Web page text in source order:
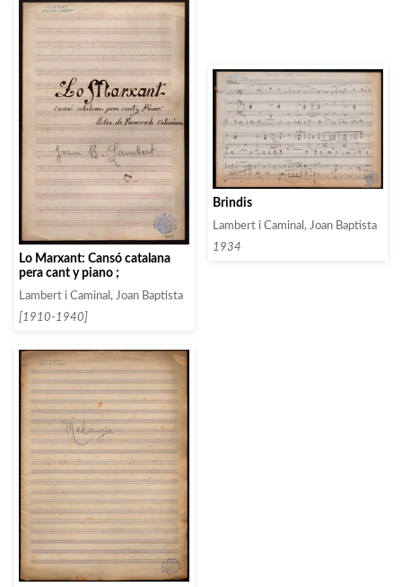
Lo Marxant: Cansó catalana
pera cant y piano ;
Lambert i Caminal, Joan Baptista
[1910-1940]
Brindis
Lambert i Caminal, Joan Baptista
1934